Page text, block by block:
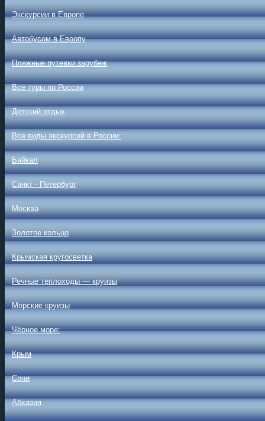
Экскурсии в Европе
Автобусом в Европу
Пляжные путевки зарубеж
Все туры по России
Детский отдых
Все виды экскурсий в России:
Байкал
Санкт - Петербург
Москва
Золотое кольцо
Крымская кругосветка
Речные теплоходы — круизы
Морские круизы
Чёрное море:
Крым
Сочи
Абхазия